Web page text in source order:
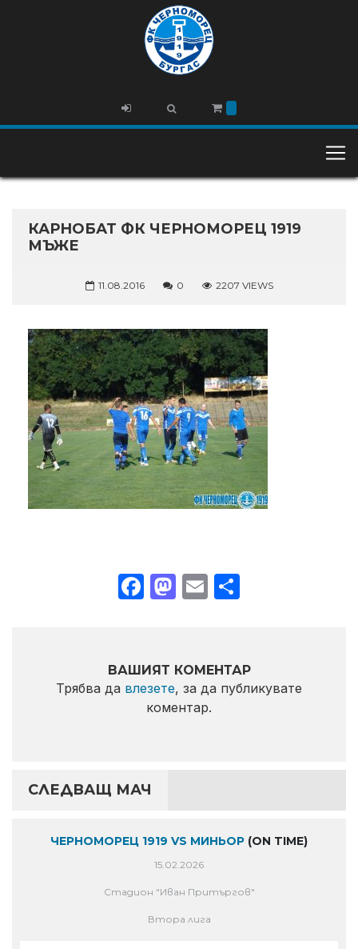
КАРНОБАТ ФК ЧЕРНОМОРЕЦ 1919
МЪЖЕ
11.08.2016 0 2207 VIEWS
Facebook
Mastodon
Email
ВАШИЯТ КОМЕНТАР
Трябва да влезете, за да публикувате
коментар.
СЛЕДВАЩ МАЧ
ЧЕРНОМОРЕЦ 1919 VS МИНЬОР (ON TIME)
15.02.2026
Стадион "Иван Притъргов"
Втора лига